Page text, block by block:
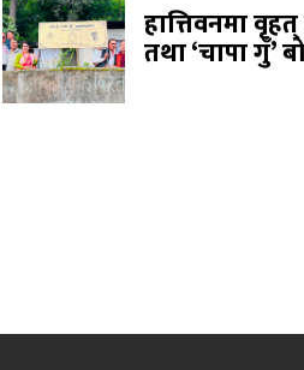
हात्तिवनमा
तथा ‘चापा गुँ’